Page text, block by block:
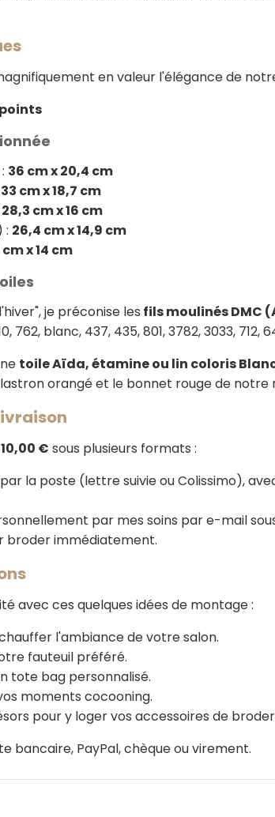
en valeur l'élégance de
points
36 cm x 20,4 cm
33 cm x 18,7 cm
28,3 cm x 16 cm
: 26,4 cm x 14,9 cm
x 14 cm
je préconise les fils moulinés DMC
762, blanc, 437, 435, 801, 3782, 3033, 712,
toile Aïda, étamine ou lin coloris
orangé et le bonnet rouge de notre
€ sous plusieurs formats :
la poste (lettre suivie ou Colissimo),
par mes soins par e-mail
broder immédiatement.
avec ces quelques idées de montage :
l'ambiance de votre salon.
fauteuil préféré.
tote bag personnalisé.
moments cocooning.
pour y loger vos accessoires de
bancaire, PayPal, chèque ou virement.